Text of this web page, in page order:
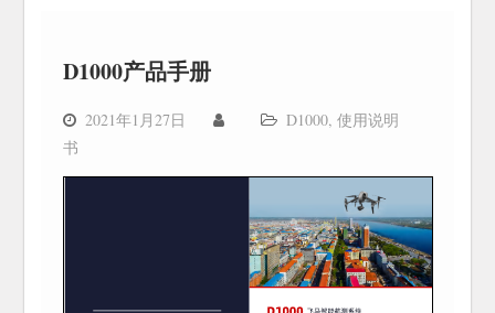
D1000产品手册
2021年1月27日 D1000,使用说明
书